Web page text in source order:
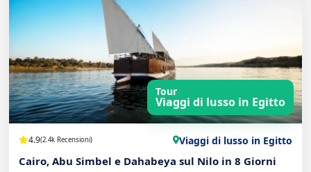
Tour
Viaggi di lusso in Egitto
4.9(2.4k Recensioni) Viaggi di lusso in Egitto
Cairo, Abu Simbel e Dahabeya sul Nilo in 8 Giorni